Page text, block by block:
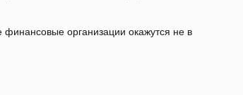
финансовые организации окажутся не в